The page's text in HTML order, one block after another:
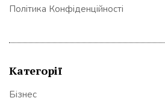
Політика Конфіденційності
Категорії
Бізнес